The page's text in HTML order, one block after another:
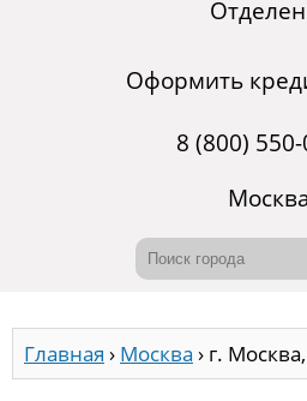
Оформить
8 (800)
Москва
Главная › Москва › г.